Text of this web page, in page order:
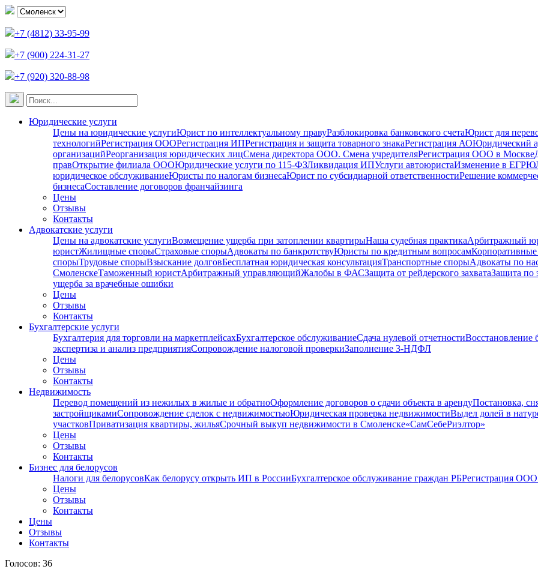
+7 (4812) 33-95-99
+7 (900) 224-31-27
+7 (920) 320-88-98
Юридические услуги
Цены на юридические услугиЮрист по интеллектуальному правуРазблокировка банковского счетаЮрист для
технологийРегистрация ОООРегистрация ИПРегистрация и защита товарного знакаРегистрация АОЮридический
организацийРеорганизация юридических лицСмена директора ООО. Смена учредителяРегистрация ООО в Москве
правОткрытие филиала ОООЮридические услуги по 115-ФЗЛиквидация ИПУслуги автоюристаИзменение в
юридическое обслуживаниеЮристы по налогам бизнесаЮрист по субсидиарной ответственностиРешение
бизнесаСоставление договоров франчайзинга
Цены
Отзывы
Контакты
Адвокатские услуги
Цены на адвокатские услугиВозмещение ущерба при затоплении квартирыНаша судебная практикаАрбитражный
юристЖилищные спорыСтраховые спорыАдвокаты по банкротствуЮристы по кредитным вопросам
спорыТрудовые спорыВзыскание долговБесплатная юридическая консультацияТранспортные спорыАдвокаты по
СмоленскеТаможенный юристАрбитражный управляющийЖалобы в ФАСЗащита от рейдерского захватаЗащита по
ущерба за врачебные ошибки
Цены
Отзывы
Контакты
Бухгалтерские услуги
Бухгалтерия для торговли на маркетплейсахБухгалтерское обслуживаниеСдача нулевой отчетностиВосстановление
экспертиза и анализ предприятияСопровождение налоговой проверкиЗаполнение 3-НДФЛ
Цены
Отзывы
Контакты
Недвижимость
Перевод помещений из нежилых в жилые и обратноОформление договоров о сдачи объекта в арендуПостановка,
застройщикамиСопровождение сделок с недвижимостьюЮридическая проверка недвижимостиВыдел долей в
участковПриватизация квартиры, жильяСрочный выкуп недвижимости в Cмоленске«СамСебеРиэлтор»
Цены
Отзывы
Контакты
Бизнес для белорусов
Налоги для белорусовКак белорусу открыть ИП в РоссииБухгалтерское обслуживание граждан РБРегистрация ООО
Цены
Отзывы
Контакты
Цены
Отзывы
Контакты
Голосов: 36